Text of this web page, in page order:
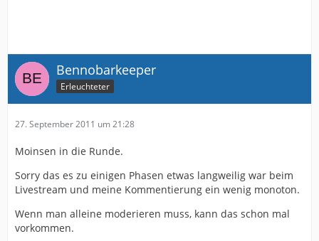
Bennobarkeeper
Erleuchteter
27. September 2011 um 21:28
Moinsen in die Runde.
Sorry das es zu einigen Phasen etwas langweilig war beim
Livestream und meine Kommentierung ein wenig monoton.
Wenn man alleine moderieren muss, kann das schon mal
vorkommen.